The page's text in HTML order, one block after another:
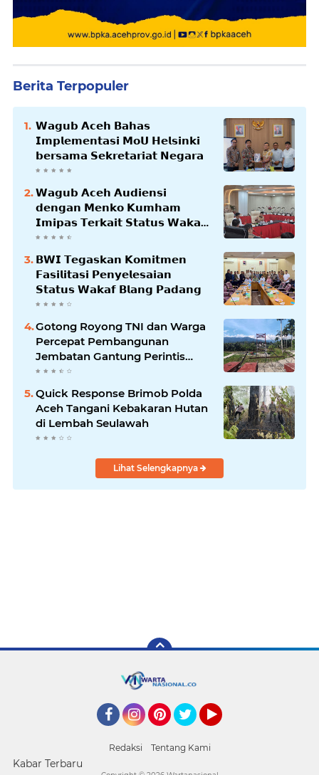
Berita Terpopuler
𝗪𝗮𝗴𝘂𝗯 𝗔𝗰𝗲𝗵 𝗕𝗮𝗵𝗮𝘀
𝗜𝗺𝗽𝗹𝗲𝗺𝗲𝗻𝘁𝗮𝘀𝗶 𝗠𝗼𝗨 𝗛𝗲𝗹𝘀𝗶𝗻𝗸𝗶
𝗯𝗲𝗿𝘀𝗮𝗺𝗮 𝗦𝗲𝗸𝗿𝗲𝘁𝗮𝗿𝗶𝗮𝘁 𝗡𝗲𝗴𝗮𝗿𝗮
𝗪𝗮𝗴𝘂𝗯 𝗔𝗰𝗲𝗵 𝗔𝘂𝗱𝗶𝗲𝗻𝘀𝗶
𝗱𝗲𝗻𝗴𝗮𝗻 𝗠𝗲𝗻𝗸𝗼 𝗞𝘂𝗺𝗵𝗮𝗺
𝗜𝗺𝗶𝗽𝗮𝘀 𝗧𝗲𝗿𝗸𝗮𝗶𝘁 𝗦𝘁𝗮𝘁𝘂𝘀 𝗪𝗮𝗸𝗮𝗳
𝗕𝗹𝗮𝗻𝗴𝗽𝗮𝗱𝗮𝗻𝗴
𝗕𝗪𝗜 𝗧𝗲𝗴𝗮𝘀𝗸𝗮𝗻 𝗞𝗼𝗺𝗶𝘁𝗺𝗲𝗻
𝗙𝗮𝘀𝗶𝗹𝗶𝘁𝗮𝘀𝗶 𝗣𝗲𝗻𝘆𝗲𝗹𝗲𝘀𝗮𝗶𝗮𝗻
𝗦𝘁𝗮𝘁𝘂𝘀 𝗪𝗮𝗸𝗮𝗳 𝗕𝗹𝗮𝗻𝗴 𝗣𝗮𝗱𝗮𝗻𝗴
Gotong Royong TNI dan Warga
Percepat Pembangunan
Jembatan Gantung Perintis
Kuta Ujung Aceh Tenggara
Quick Response Brimob Polda
Aceh Tangani Kebakaran Hutan
di Lembah Seulawah
Lihat Selengkapnya
Redaksi Tentang Kami
Kabar Terbaru